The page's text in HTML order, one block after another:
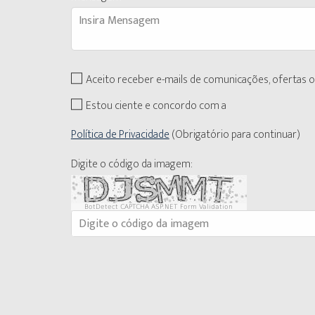
Aceito receber e-mails de comunicações, ofertas
Estou ciente e concordo com a
Política de Privacidade(Obrigatório para continuar)
Digite o código da imagem:
BotDetect CAPTCHA ASP.NET Form Validation